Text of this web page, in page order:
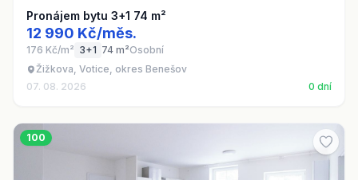
Pronájem bytu 3+1 74 m²
12 990 Kč/měs.
176 Kč/m² 3+1 74 m²Osobní
Žižkova, Votice, okres Benešov
07. 08. 2026
0 dní
100